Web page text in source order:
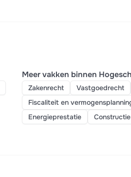
Meer vakken binnen
Zakenrecht
Vastgoedrecht
Fiscaliteit en
Energieprestatie